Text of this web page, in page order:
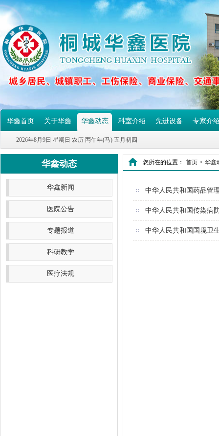
华鑫首页 关于华鑫 华鑫动态 科室介绍 先进设备 专家介
2026年8月9日 星期日 农历 丙午年(马) 五月初四
华鑫动态
华鑫新闻
医院公告
专题报道
科研教学
医疗法规
您所在的位置： 首页 > 华鑫
中华人民共和国药品管
中华人民共和国传染病
中华人民共和国国境卫